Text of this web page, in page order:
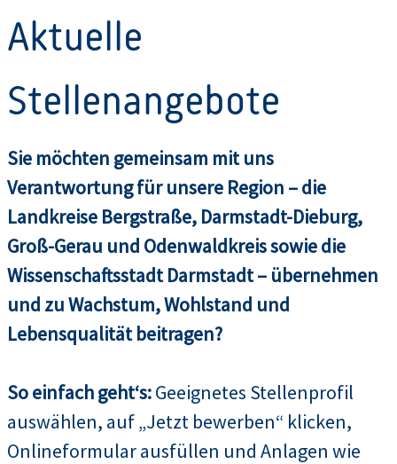
Aktuelle
Stellenangebote
Sie möchten gemeinsam mit uns
Verantwortung für unsere Region – die
Landkreise Bergstraße, Darmstadt-Dieburg,
Groß-Gerau und Odenwaldkreis sowie die
Wissenschaftsstadt Darmstadt – übernehmen
und zu Wachstum, Wohlstand und
Lebensqualität beitragen?
So einfach geht‘s:Geeignetes Stellenprofil
auswählen, auf „Jetzt bewerben“ klicken,
Onlineformular ausfüllen und Anlagen wie